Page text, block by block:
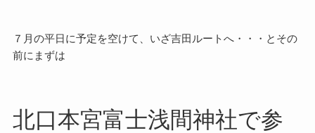
７月の平日に予定を空けて、いざ吉田ルートへ・・・とその
前にまずは
北口本宮富士浅間神社で参